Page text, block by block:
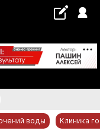
°С
воды Клиника